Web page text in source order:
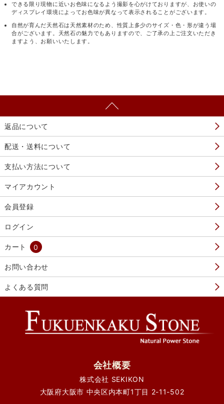
できる限り現物に近いお色味になるよう撮影を心がけておりますが、お使いの
ディスプレイ環境によってお色味が異なって表示されることがございます。
自然が育んだ天然石は天然素材のため、性質上多少のサイズ・色・形が違う場
合がございます。天然石の魅力でもありますので、ご了承の上ご注文いただき
ますよう、お願いいたします。
返品について
配送・送料について
支払い方法について
マイアカウント
会員登録
ログイン
カート 0
お問い合わせ
よくある質問
会社概要
株式会社 SEKIKON
大阪府大阪市 中央区内本町1丁目 2-11-502